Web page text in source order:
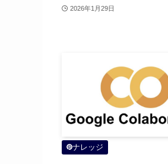
2026年1月29日
ナレッジ